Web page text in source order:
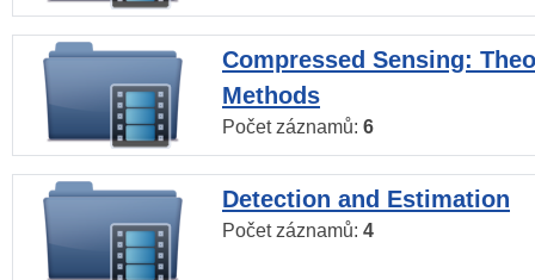
Compressed Sensing:
Methods
Počet záznamů: 6
Detection and Estimation
Počet záznamů: 4